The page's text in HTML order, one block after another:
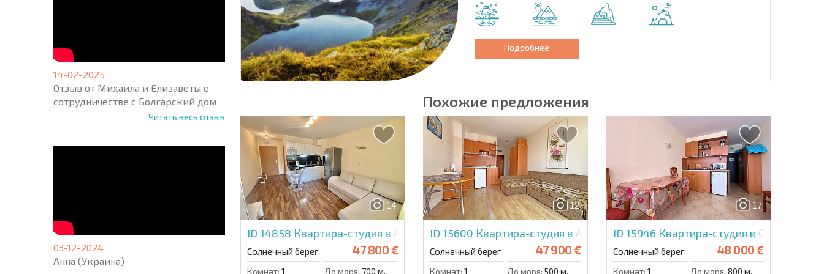
14-02-2025
Отзыв от Михаила и Елизаветы о
сотрудничестве с Болгарский дом
Читать весь отзыв
03-12-2024
Анна (Украина)
Отправить сообщение
Подробнее
Похожие предложения
14
ID 14858 Квартира-студия в Амадеус 19
Солнечный берег 47 800 €
Комнат: 1 До моря: 700 м.
12
ID 15600 Квартира-студия в Амадеус 11
Солнечный берег 47 900 €
Комнат: 1 До моря: 500 м.
17
ID 15946 Квартира-студия в Сансет Бич 4
Солнечный берег 48 000 €
Комнат: 1 До моря: 800 м.